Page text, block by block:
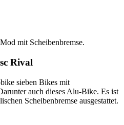
mit Scheibenbremse.
Rival
sieben Bikes mit
auch dieses Alu-Bike. Es ist
Scheibenbremse ausgestattet.